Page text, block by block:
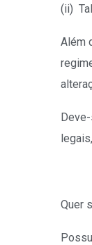
(ii)
Além
Quer